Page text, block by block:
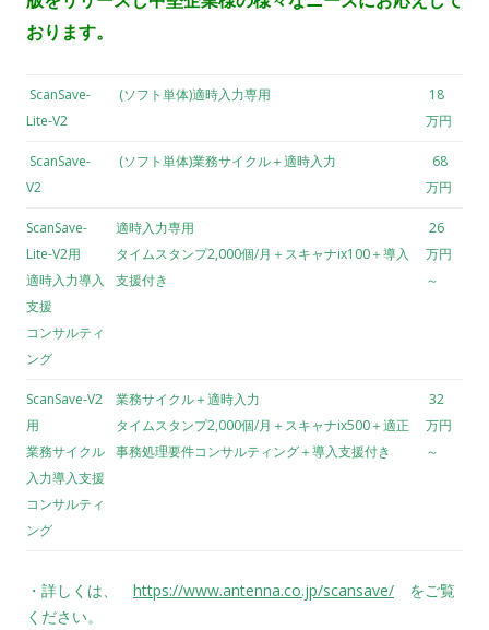
おります。
ScanSave-
Lite-V2
(ソフト単体)適時入力専用
18
万円
ScanSave-
V2
(ソフト単体)業務サイクル＋適時入力
68
万円
ScanSave-
Lite-V2用
適時入力導入
支援
コンサルティ
ング
適時入力専用
タイムスタンプ2,000個/月＋スキャナix100＋導入
支援付き
26
万円
～
ScanSave-V2
用
業務サイクル
入力導入支援
コンサルティ
ング
業務サイクル＋適時入力
タイムスタンプ2,000個/月＋スキャナix500＋適正
事務処理要件コンサルティング＋導入支援付き
32
万円
～
・詳しくは、 https://www.antenna.co.jp/scansave/ をご覧
ください。